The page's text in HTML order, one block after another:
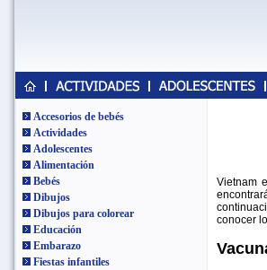
Accesorios de bebés
Actividades
Adolescentes
Alimentación
Bebés
Dibujos
Dibujos para colorear
Educación
Embarazo
Fiestas infantiles
Vietnam
conocer